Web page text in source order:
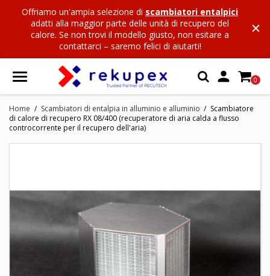
Offriamo un'ampia selezione di scambiatori entalpici
adatti alla maggior parte delle unità di recupero del
calore. Se non trovi il modello giusto, non esitare a
contattarci – saremo felici di aiutarti!
 0
Home Scambiatori di entalpia in alluminio e alluminio
Scambiatore
di calore di recupero RX 08/400 (recuperatore di aria calda a flusso
controcorrente per il recupero dell'aria)